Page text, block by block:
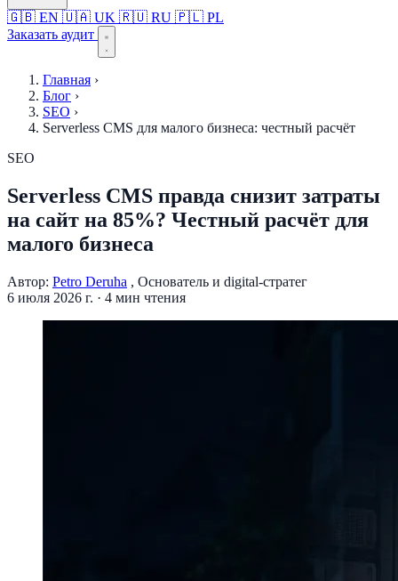
🇬🇧 EN 🇺🇦 UK 🇷🇺 RU 🇵🇱 PL
Заказать аудит
Главная ›
Блог ›
SEO ›
Serverless CMS для малого бизнеса: честный расчёт
SEO
Serverless CMS правда снизит затраты
на сайт на 85%? Честный расчёт для
малого бизнеса
Автор: Petro Deruha , Основатель и digital-стратег
6 июля 2026 г. · 4 мин чтения